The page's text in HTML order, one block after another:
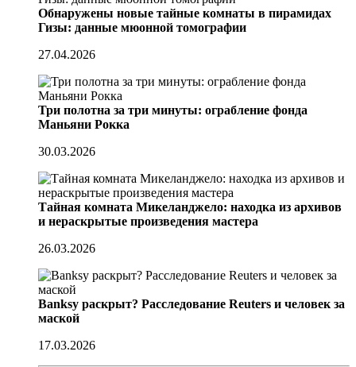
Обнаружены новые тайные комнаты в пирамидах
Гизы: данные мюонной томографии
27.04.2026
Три полотна за три минуты: ограбление фонда
Маньяни Рокка
30.03.2026
Тайная комната Микеланджело: находка из архивов
и нераскрытые произведения мастера
26.03.2026
Banksy раскрыт? Расследование Reuters и человек за
маской
17.03.2026